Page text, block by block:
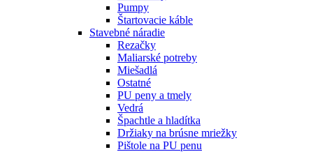
Pumpy
Štartovacie káble
Stavebné náradie
Rezačky
Maliarské potreby
Miešadlá
Ostatné
PU peny a tmely
Vedrá
Špachtle a hladítka
Držiaky na brúsne mriežky
Pištole na PU penu